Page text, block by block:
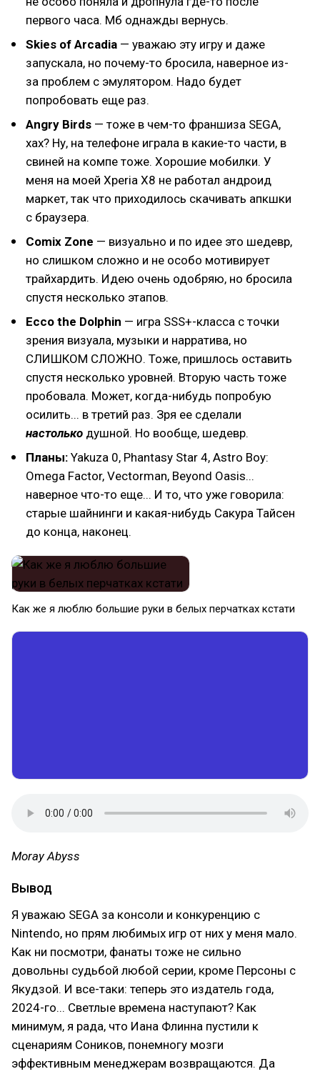
первого часа. Мб однажды вернусь.
Skies of Arcadia — уважаю эту игру и даже
запускала, но почему-то бросила, наверное из-
за проблем с эмулятором. Надо будет
попробовать еще раз.
Angry Birds — тоже в чем-то франшиза SEGA,
хах? Ну, на телефоне играла в какие-то части, в
свиней на компе тоже. Хорошие мобилки. У
меня на моей Xperia X8 не работал андроид
маркет, так что приходилось скачивать апкшки
с браузера.
Comix Zone — визуально и по идее это шедевр,
но слишком сложно и не особо мотивирует
трайхардить. Идею очень одобряю, но бросила
спустя несколько этапов.
Ecco the Dolphin — игра SSS+-класса с точки
зрения визуала, музыки и нарратива, но
СЛИШКОМ СЛОЖНО. Тоже, пришлось оставить
спустя несколько уровней. Вторую часть тоже
пробовала. Может, когда-нибудь попробую
осилить... в третий раз. Зря ее сделали
настолько душной. Но вообще, шедевр.
Планы: Yakuza 0, Phantasy Star 4, Astro Boy:
Omega Factor, Vectorman, Beyond Oasis...
наверное что-то еще... И то, что уже говорила:
старые шайнинги и какая-нибудь Сакура Тайсен
до конца, наконец.
Как же я люблю большие руки в белых перчатках кстати
Moray Abyss
Вывод
Я уважаю SEGA за консоли и конкуренцию с
Nintendo, но прям любимых игр от них у меня мало.
Как ни посмотри, фанаты тоже не сильно
довольны судьбой любой серии, кроме Персоны с
Якудзой. И все-таки: теперь это издатель года,
2024-го... Светлые времена наступают? Как
минимум, я рада, что Иана Флинна пустили к
сценариям Соников, понемногу мозги
эффективным менеджерам возвращаются. Да